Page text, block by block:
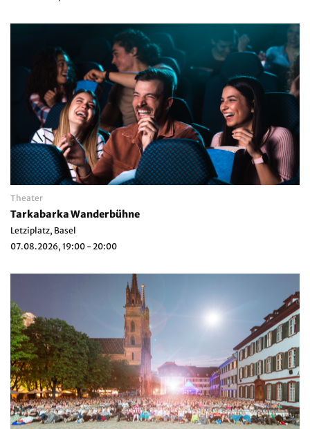
Theater
Tarkabarka Wanderbühne
Letziplatz, Basel
07.08.2026, 19:00 - 20:00